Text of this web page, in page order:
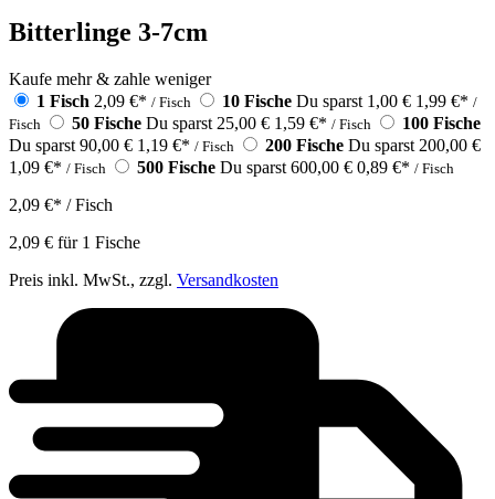
Bitterlinge 3-7cm
Kaufe mehr & zahle weniger
1 Fisch 2,09 €* / Fisch 10 Fische Du sparst 1,00 € 1,99 €* /
Fisch
50 Fische Du sparst 25,00 € 1,59 €* / Fisch
100 Fische
Du sparst 90,00 € 1,19 €* / Fisch 200 Fische Du sparst 200,00 €
1,09 €* / Fisch 500 Fische Du sparst 600,00 € 0,89 €* / Fisch
2,09 €* / Fisch
2,09 € für 1 Fische
Preis inkl. MwSt., zzgl. Versandkosten